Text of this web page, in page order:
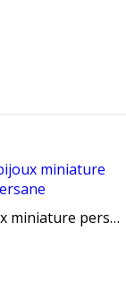
Boîte à bijoux miniature persane